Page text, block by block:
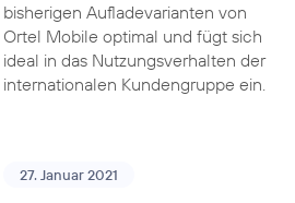
bisherigen Aufladevarianten von
Ortel Mobile optimal und fügt sich
ideal in das Nutzungsverhalten der
internationalen Kundengruppe ein.
27. Januar 2021